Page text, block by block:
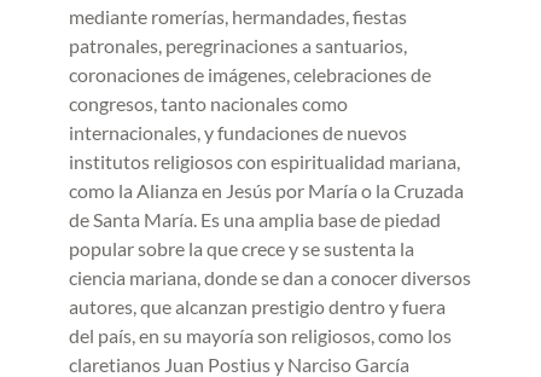
mediante romerías, hermandades, fiestas
patronales, peregrinaciones a santuarios,
coronaciones de imágenes, celebraciones de
congresos, tanto nacionales como
internacionales, y fundaciones de nuevos
institutos religiosos con espiritualidad mariana,
como la Alianza en Jesús por María o la Cruzada
de Santa María. Es una amplia base de piedad
popular sobre la que crece y se sustenta la
ciencia mariana, donde se dan a conocer diversos
autores, que alcanzan prestigio dentro y fuera
del país, en su mayoría son religiosos, como los
claretianos Juan Postius y Narciso García